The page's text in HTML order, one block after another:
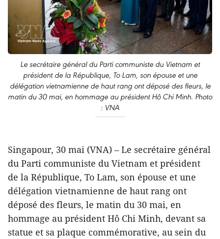
Le secrétaire général du Parti communiste du Vietnam et
président de la République, To Lam, son épouse et une
délégation vietnamienne de haut rang ont déposé des fleurs, le
matin du 30 mai, en hommage au président Hô Chi Minh. Photo
: VNA
Singapour, 30 mai (VNA) – Le secrétaire général
du Parti communiste du Vietnam et président
de la République, To Lam, son épouse et une
délégation vietnamienne de haut rang ont
déposé des fleurs, le matin du 30 mai, en
hommage au président Hô Chi Minh, devant sa
statue et sa plaque commémorative, au sein du